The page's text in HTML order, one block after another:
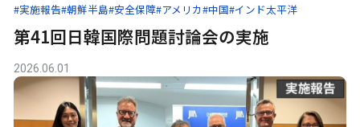
#実施報告#朝鮮半島#安全保障#アメリカ#中国#インド太平洋
第41回日韓国際問題討論会の実施
2026.06.01